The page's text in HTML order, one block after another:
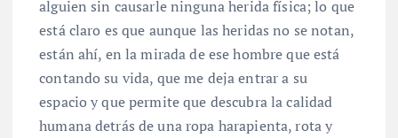
alguien sin causarle ninguna herida física; lo que
está claro es que aunque las heridas no se notan,
están ahí, en la mirada de ese hombre que está
contando su vida, que me deja entrar a su
espacio y que permite que descubra la calidad
humana detrás de una ropa harapienta, rota y